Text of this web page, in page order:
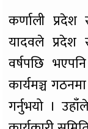
कर्णाली प्रदेश
यादवले प्रदेश
वर्षपछि
कार्यमञ्च
गर्नुभयो ।